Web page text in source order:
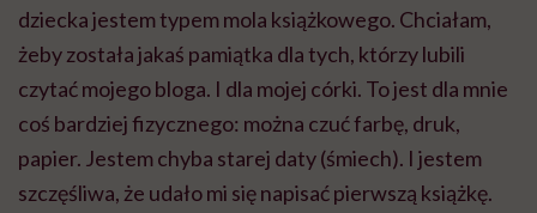
dziecka jestem typem mola książkowego. Chciałam,
żeby została jakaś pamiątka dla tych, którzy lubili
czytać mojego bloga. I dla mojej córki. To jest dla mnie
coś bardziej fizycznego: można czuć farbę, druk,
papier. Jestem chyba starej daty (śmiech). I jestem
szczęśliwa, że udało mi się napisać pierwszą książkę.